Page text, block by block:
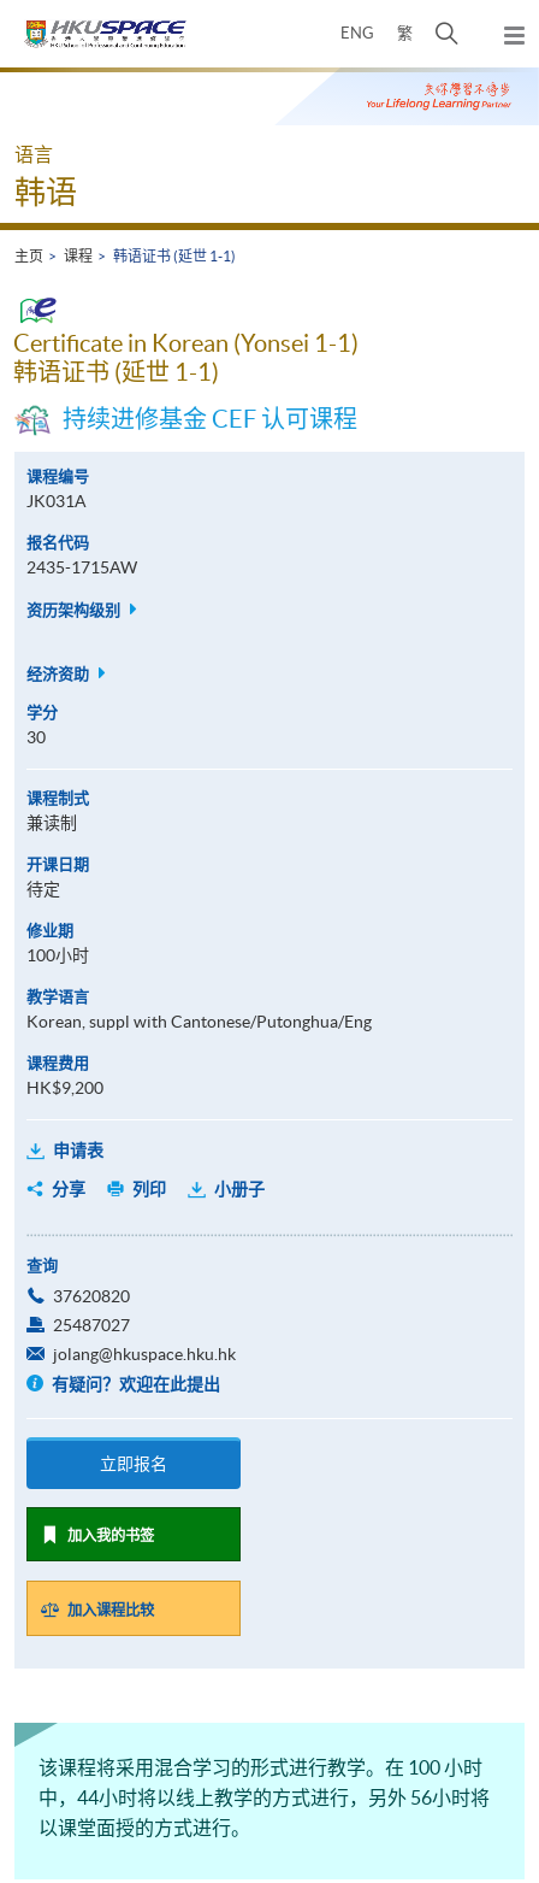
ENG 繁
开
搜
寻
弹
出
主
Main
语言
韩语
主页 课程 韩语证书 (延世 1-1)
Certificate in Korean (Yonsei 1-1)
韩语证书 (延世 1-1)
持续进修基金 CEF 认可课程
课程编号
JK031A
报名代码
2435-1715AW
资历架构级别
经济资助
学分
30
课程制式
兼读制
开课日期
待定
修业期
100小时
教学语言
Korean, suppl with Cantonese/Putonghua/Eng
课程费用
HK$9,200
申请表
分享
列印 小册子
查询
37620820
25487027
jolang@hkuspace.hku.hk
有疑问？欢迎在此提出
立即报名
加入我的书签
加入课程比较
该课程将采用混合学习的形式进行教学。在 100 小时
中，44小时将以线上教学的方式进行，另外 56小时将
以课堂面授的方式进行。